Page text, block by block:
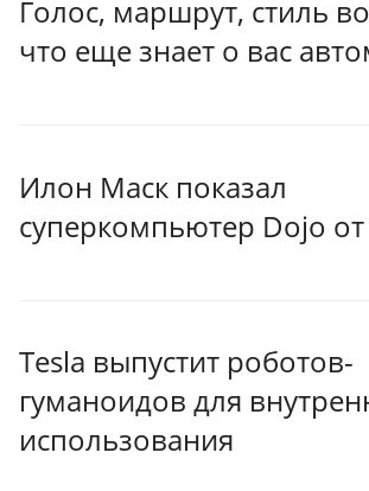
Голос, маршрут, стиль
что еще знает о вас
Илон Маск показал
суперкомпьютер Dojo от
Tesla выпустит роботов-
гуманоидов для
использования